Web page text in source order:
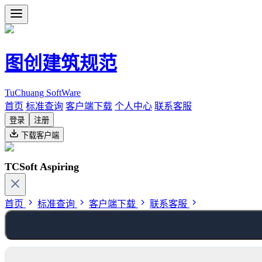
图创建筑规范
TuChuang SoftWare
首页 标准查询 客户端下载 个人中心 联系客服
登录
注册
下载客户端
TCSoft Aspiring
首页 标准查询 客户端下载 联系客服